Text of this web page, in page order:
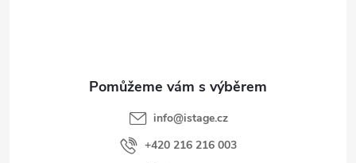
info@istage.cz
+420 216 216 003